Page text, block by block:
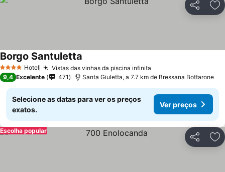
Partilhar
4 EstrelasHotel Vistas das vinhas da piscina infinita
Borgo Santuletta
9,4 Excelente 471 Santa Giuletta, a 7.7 km de Bressana Bottarone
Selecione as datas para ver os preços
exatos.
Ver preços
Partilhar
Escolha popular